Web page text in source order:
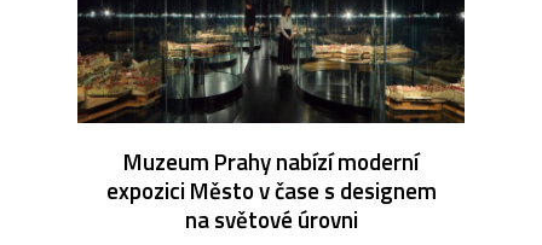
Muzeum Prahy nabízí moderní
expozici Město v čase s designem
na světové úrovni